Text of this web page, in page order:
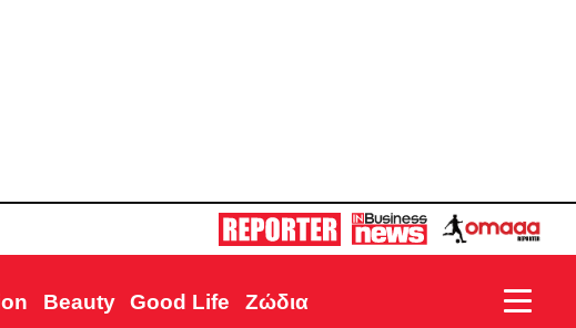
Beauty Good Life Ζώδια